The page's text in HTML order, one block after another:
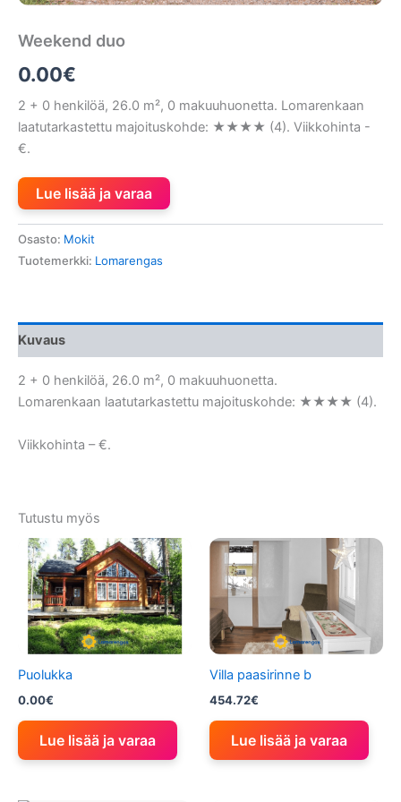
Weekend duo
0.00€
2 + 0 henkilöä, 26.0 m², 0 makuuhuonetta. Lomarenkaan
laatutarkastettu majoituskohde: ★★★★ (4). Viikkohinta -
€.
Lue lisää ja varaa
Osasto: Mokit
Tuotemerkki: Lomarengas
Kuvaus
2 + 0 henkilöä, 26.0 m², 0 makuuhuonetta.
Lomarenkaan laatutarkastettu majoituskohde: ★★★★ (4).
Viikkohinta – €.
Tutustu myös
Puolukka
0.00€
Lue lisää ja varaa
Villa paasirinne b
454.72€
Lue lisää ja varaa